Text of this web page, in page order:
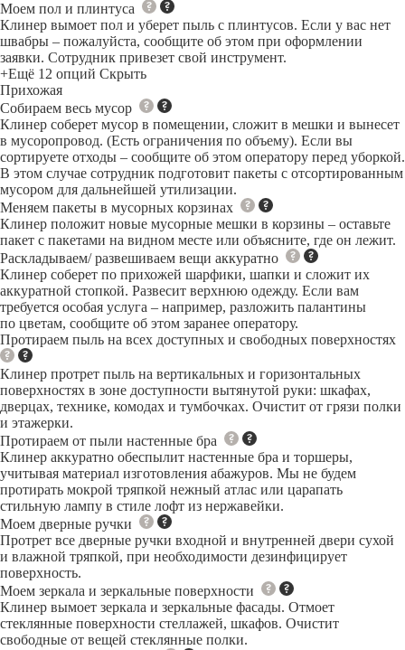
Моем пол и плинтуса
Клинер вымоет пол и уберет пыль с плинтусов. Если у вас нет
швабры – пожалуйста, сообщите об этом при оформлении
заявки. Сотрудник привезет свой инструмент.
+Ещё 12 опций Скрыть
Прихожая
Собираем весь мусор
Клинер соберет мусор в помещении, сложит в мешки и вынесет
в мусоропровод. (Есть ограничения по объему). Если вы
сортируете отходы – сообщите об этом оператору перед уборкой.
В этом случае сотрудник подготовит пакеты с отсортированным
мусором для дальнейшей утилизации.
Меняем пакеты в мусорных корзинах
Клинер положит новые мусорные мешки в корзины – оставьте
пакет с пакетами на видном месте или объясните, где он лежит.
Раскладываем/ развешиваем вещи аккуратно
Клинер соберет по прихожей шарфики, шапки и сложит их
аккуратной стопкой. Развесит верхнюю одежду. Если вам
требуется особая услуга – например, разложить палантины
по цветам, сообщите об этом заранее оператору.
Протираем пыль на всех доступных и свободных поверхностях
Клинер протрет пыль на вертикальных и горизонтальных
поверхностях в зоне доступности вытянутой руки: шкафах,
дверцах, технике, комодах и тумбочках. Очистит от грязи полки
и этажерки.
Протираем от пыли настенные бра
Клинер аккуратно обеспылит настенные бра и торшеры,
учитывая материал изготовления абажуров. Мы не будем
протирать мокрой тряпкой нежный атлас или царапать
стильную лампу в стиле лофт из нержавейки.
Моем дверные ручки
Протрет все дверные ручки входной и внутренней двери сухой
и влажной тряпкой, при необходимости дезинфицирует
поверхность.
Моем зеркала и зеркальные поверхности
Клинер вымоет зеркала и зеркальные фасады. Отмоет
стеклянные поверхности стеллажей, шкафов. Очистит
свободные от вещей стеклянные полки.